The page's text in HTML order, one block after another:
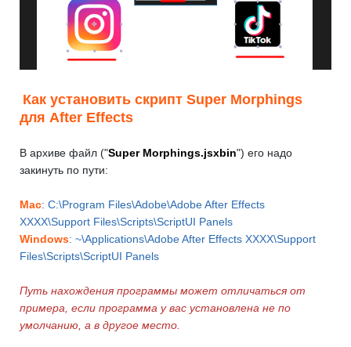
Как установить скрипт Super Morphings
для After Effects
В архиве файл ("Super Morphings.jsxbin") его надо
закинуть по пути:
Mac: C:\Program Files\Adobe\Adobe After Effects
XXXX\Support Files\Scripts\ScriptUI Panels
Windows: ~\Applications\Adobe After Effects XXXX\Support
Files\Scripts\ScriptUI Panels
Путь нахождения программы может отличаться от
примера, если программа у вас установлена не по
умолчанию, а в другое место.